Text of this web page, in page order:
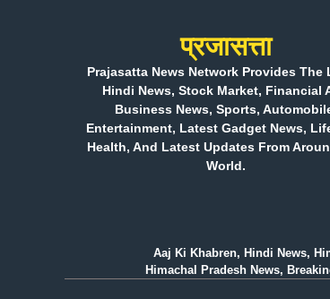
प्रजासत्ता
Prajasatta News Network Provides The
Hindi News, Stock Market, Financial
Business News, Sports,
Entertainment, Latest Gadget News,
Health, And Latest Updates From
World.
Aaj Ki Khabren, Hindi News,
Himachal Pradesh News,